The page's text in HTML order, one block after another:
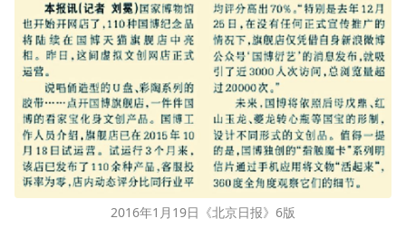
2016年1月19日《北京日报》6版